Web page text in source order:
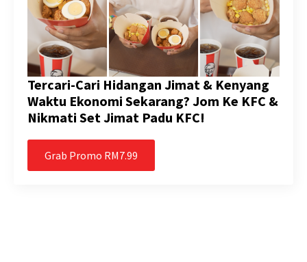
Tercari-Cari Hidangan Jimat & Kenyang
Waktu Ekonomi Sekarang? Jom Ke KFC &
Nikmati Set Jimat Padu KFC!
Grab Promo RM7.99